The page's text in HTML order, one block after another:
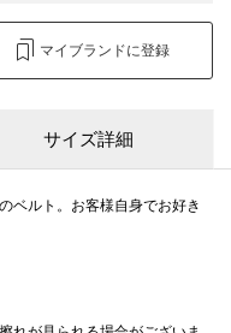
マイブランドに登録
サイズ詳細
ベルト。お客様自身でお好き